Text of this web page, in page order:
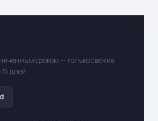
сроком — только свежие
дней.